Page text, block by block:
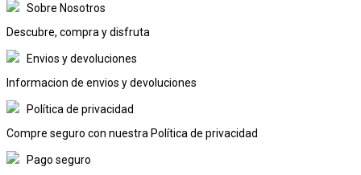
Sobre Nosotros
Descubre, compra y disfruta
Envios y devoluciones
Informacion de envios y devoluciones
Política de privacidad
Compre seguro con nuestra Política de privacidad
Pago seguro